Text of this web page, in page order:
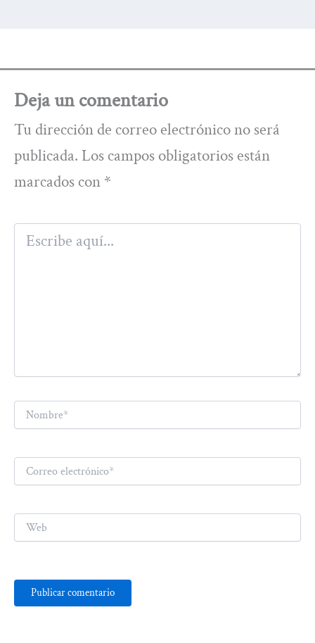
Deja un comentario
Tu dirección de correo electrónico no será
publicada. Los campos obligatorios están
marcados con *
Escribe
aquí...
Nombre*
Correo
electrónico*
Web